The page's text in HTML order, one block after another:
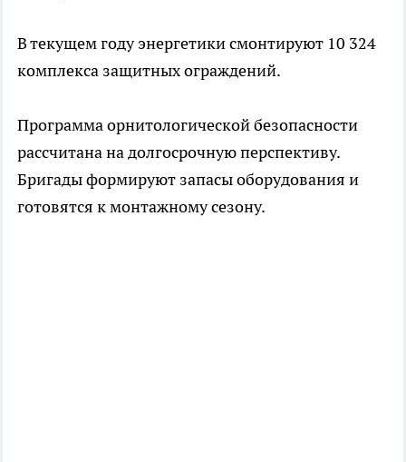
В текущем году энергетики смонтируют 10 324
комплекса защитных ограждений.
Программа орнитологической безопасности
рассчитана на долгосрочную перспективу.
Бригады формируют запасы оборудования и
готовятся к монтажному сезону.